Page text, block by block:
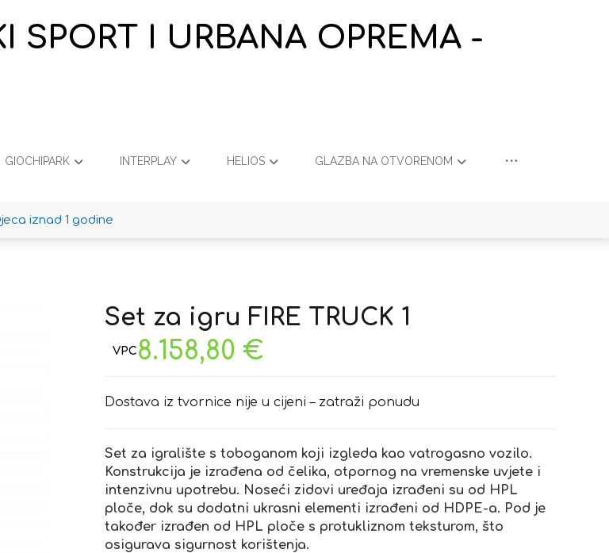
SPORT I URBANA OPREMA -
GIOCHIPARK INTERPLAY HELIOS GLAZBA NA OTVORENOM
iznad 1 godine
Set za igru FIRE TRUCK 1
8.158,80€
Dostava iz tvornice nije u cijeni – zatraži ponudu
Set za igralište s toboganom koji izgleda kao vatrogasno vozilo.
Konstrukcija je izrađena od čelika, otpornog na vremenske uvjete i
intenzivnu upotrebu. Noseći zidovi uređaja izrađeni su od HPL
ploče, dok su dodatni ukrasni elementi izrađeni od HDPE-a. Pod je
također izrađen od HPL ploče s protukliznom teksturom, što
osigurava sigurnost korištenja.